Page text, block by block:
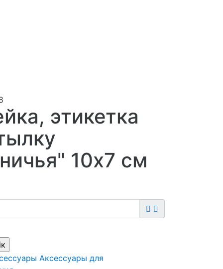
этикетка
10х7 см
Аксессуары для